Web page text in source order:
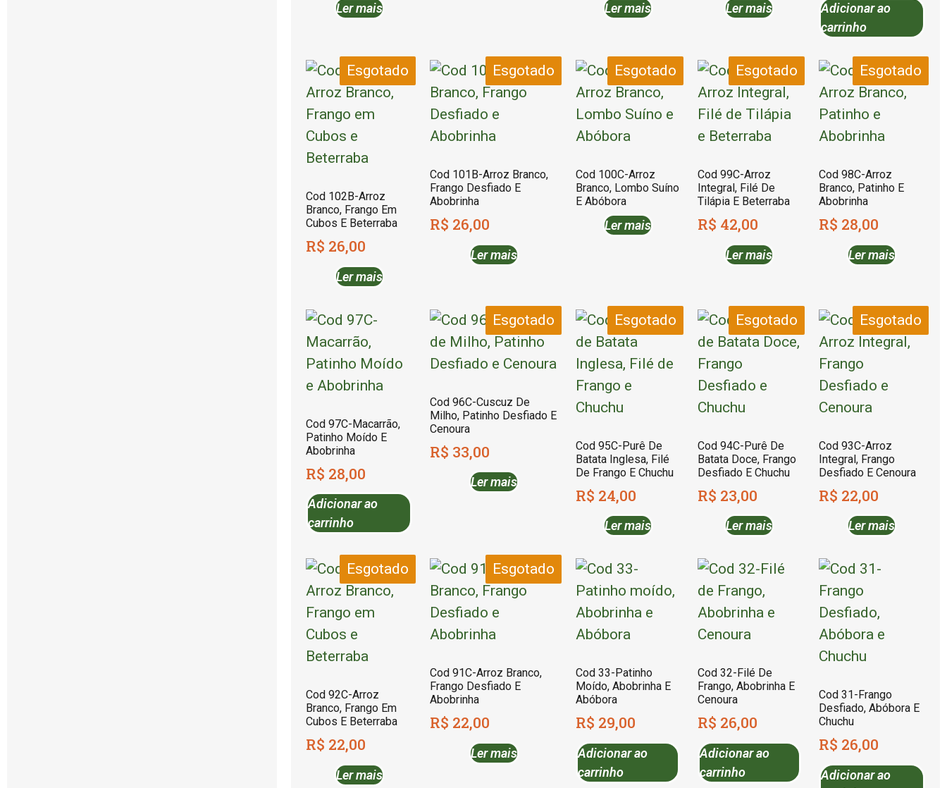
Ler mais Ler mais Ler mais
Adicionar ao
carrinho
Esgotado
Cod 102B-Arroz
Branco, Frango Em
Cubos E Beterraba
R$ 26,00
Ler mais
Esgotado
Cod 101B-Arroz Branco,
Frango Desfiado E
Abobrinha
R$ 26,00
Ler mais
Esgotado
Cod 100C-Arroz
Branco, Lombo Suíno
E Abóbora
Ler mais
Esgotado
Cod 99C-Arroz
Integral, Filé De
Tilápia E Beterraba
R$ 42,00
Ler mais
Esgotado
Cod 98C-Arroz
Branco, Patinho E
Abobrinha
R$ 28,00
Ler mais
Cod 97C-Macarrão,
Patinho Moído E
Abobrinha
R$ 28,00
Adicionar ao
carrinho
Esgotado
Cod 96C-Cuscuz De
Milho, Patinho Desfiado E
Cenoura
R$ 33,00
Ler mais
Esgotado
Cod 95C-Purê De
Batata Inglesa, Filé
De Frango E Chuchu
R$ 24,00
Ler mais
Esgotado
Cod 94C-Purê De
Batata Doce, Frango
Desfiado E Chuchu
R$ 23,00
Ler mais
Esgotado
Cod 93C-Arroz
Integral, Frango
Desfiado E Cenoura
R$ 22,00
Ler mais
Esgotado
Cod 92C-Arroz
Branco, Frango Em
Cubos E Beterraba
R$ 22,00
Ler mais
Esgotado
Cod 91C-Arroz Branco,
Frango Desfiado E
Abobrinha
R$ 22,00
Ler mais
Cod 33-Patinho
Moído, Abobrinha E
Abóbora
R$ 29,00
Adicionar ao
carrinho
Cod 32-Filé De
Frango, Abobrinha E
Cenoura
R$ 26,00
Adicionar ao
carrinho
Cod 31-Frango
Desfiado, Abóbora E
Chuchu
R$ 26,00
Adicionar ao